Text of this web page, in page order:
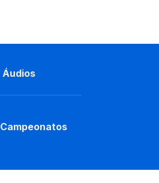
Áudios
Campeonatos